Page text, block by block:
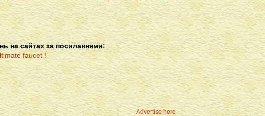
на сайтах за посиланнями:
Advertise here